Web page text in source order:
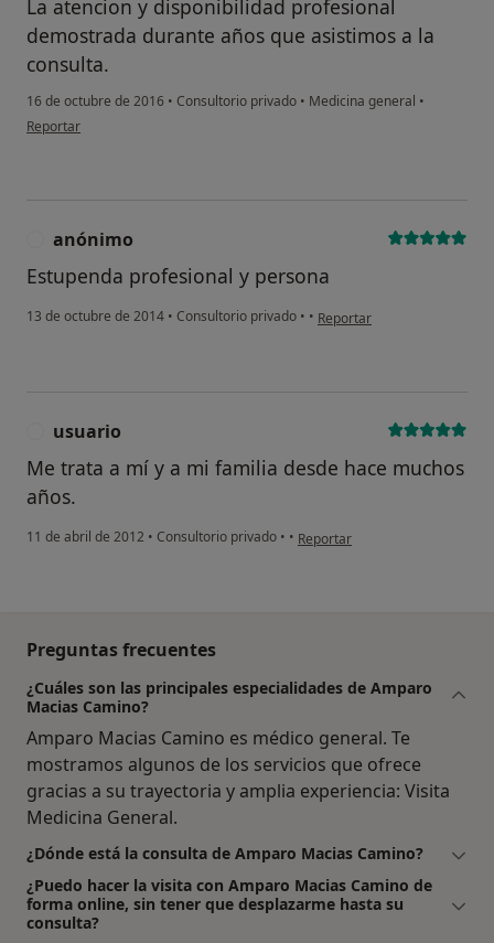
La atencion y disponibilidad profesional
demostrada durante años que asistimos a la
consulta.
16 de octubre de 2016 • Consultorio privado • Medicina general •
en opinión del usuario Cuenta eliminada
Reportar
anónimo
Estupenda profesional y persona
13 de octubre de 2014 • Consultorio privado • • en opinión del usuario
Reportar
usuario
Me trata a mí y a mi familia desde hace muchos
años.
11 de abril de 2012 • Consultorio privado • • en opinión del usuario usuario
Reportar
Preguntas frecuentes
¿Cuáles son las principales especialidades de Amparo
Macias Camino?
Amparo Macias Camino es médico general. Te
mostramos algunos de los servicios que ofrece
gracias a su trayectoria y amplia experiencia: Visita
Medicina General.
¿Dónde está la consulta de Amparo Macias Camino?
¿Puedo hacer la visita con Amparo Macias Camino de
forma online, sin tener que desplazarme hasta su
consulta?